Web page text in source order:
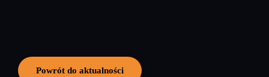
Powrót do aktualności